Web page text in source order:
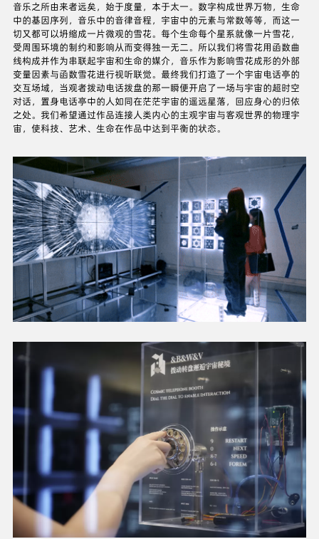
音乐之所由来者远矣，始于度量，本于太一。数字构成世界万物，生命
中的基因序列，音乐中的音律音程，宇宙中的元素与常数等等，而这一
切又都可以坍缩成一片微观的雪花。每个生命每个星系就像一片雪花，
受周围环境的制约和影响从而变得独一无二。所以我们将雪花用函数曲
线构成并作为串联起宇宙和生命的媒介，音乐作为影响雪花成形的外部
变量因素与函数雪花进行视听联觉。最终我们打造了一个宇宙电话亭的
交互场域，当观者拨动电话拨盘的那一瞬便开启了一场与宇宙的超时空
对话，置身电话亭中的人如同在茫茫宇宙的遥远星落，回应身心的归依
之处。我们希望通过作品连接人类内心的主观宇宙与客观世界的物理宇
宙，使科技、艺术、生命在作品中达到平衡的状态。